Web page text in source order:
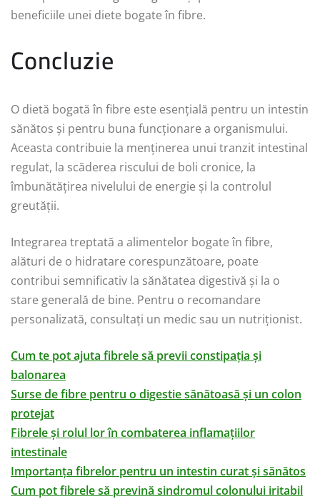
beneficiile unei diete bogate în fibre.
Concluzie
O dietă bogată în fibre este esențială pentru un intestin
sănătos și pentru buna funcționare a organismului.
Aceasta contribuie la menținerea unui tranzit intestinal
regulat, la scăderea riscului de boli cronice, la
îmbunătățirea nivelului de energie și la controlul
greutății.
Integrarea treptată a alimentelor bogate în fibre,
alături de o hidratare corespunzătoare, poate
contribui semnificativ la sănătatea digestivă și la o
stare generală de bine. Pentru o recomandare
personalizată, consultați un medic sau un nutriționist.
Cum te pot ajuta fibrele să previi constipația și
balonarea
Surse de fibre pentru o digestie sănătoasă și un colon
protejat
Fibrele și rolul lor în combaterea inflamațiilor
intestinale
Importanța fibrelor pentru un intestin curat și sănătos
Cum pot fibrele să prevină sindromul colonului iritabil